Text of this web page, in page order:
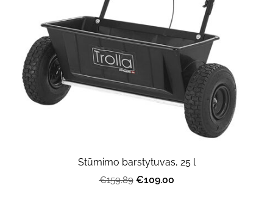
Stūmimo barstytuvas, 25 l
€159.89 €109.00